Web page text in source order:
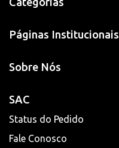
Páginas Institucionais
Sobre Nós
SAC
Status do Pedido
Fale Conosco